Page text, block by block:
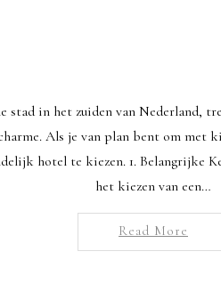
stad in het zuiden van Nederland,
Als je van plan bent om met
hotel te kiezen. 1. Belangrijke
het kiezen van een…
Read More